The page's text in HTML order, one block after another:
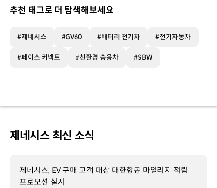
추천 태그로 더 탐색해보세요
#제네시스 #GV60 #배터리 전기차 #전기자동차
#페이스 커넥트 #친환경 승용차 #SBW
제네시스 최신 소식
제네시스, EV 구매 고객 대상 대한항공 마일리지 적립
프로모션 실시